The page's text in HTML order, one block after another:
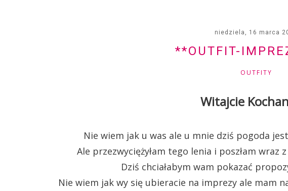
niedziela, 16 marca
**OUTFIT-
OUTFITY
Witajcie
Nie wiem jak u was ale u mnie dziś pogoda
Ale przezwyciężyłam tego lenia i poszłam wraz
Dziś chciałabym wam pokazać
Nie wiem jak wy się ubieracie na imprezy ale mam